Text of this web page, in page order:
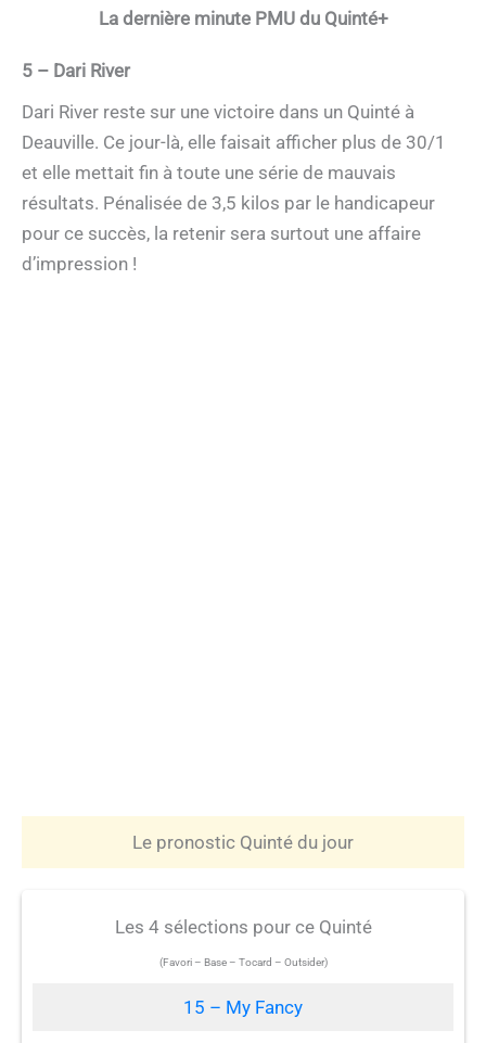
La dernière minute PMU du Quinté+
5 – Dari River
Dari River reste sur une victoire dans un Quinté à
Deauville. Ce jour-là, elle faisait afficher plus de 30/1
et elle mettait fin à toute une série de mauvais
résultats. Pénalisée de 3,5 kilos par le handicapeur
pour ce succès, la retenir sera surtout une affaire
d’impression !
Le pronostic Quinté du jour
Les 4 sélections pour ce Quinté
(Favori – Base – Tocard – Outsider)
15 – My Fancy